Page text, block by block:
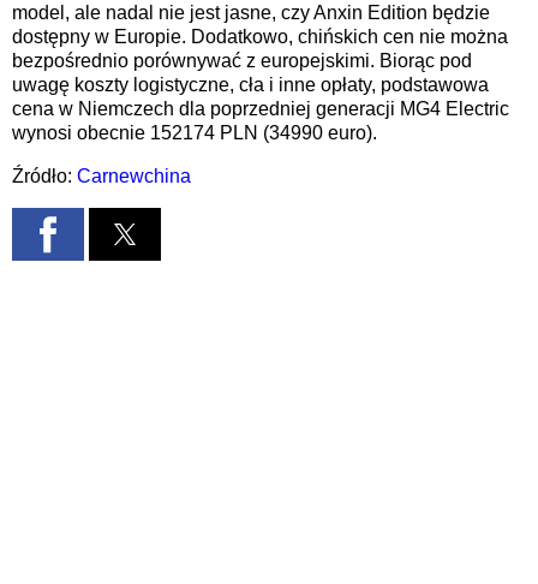
model, ale nadal nie jest jasne, czy Anxin Edition będzie
dostępny w Europie. Dodatkowo, chińskich cen nie można
bezpośrednio porównywać z europejskimi. Biorąc pod
uwagę koszty logistyczne, cła i inne opłaty, podstawowa
cena w Niemczech dla poprzedniej generacji MG4 Electric
wynosi obecnie 152174 PLN (34990 euro).
Źródło: Carnewchina